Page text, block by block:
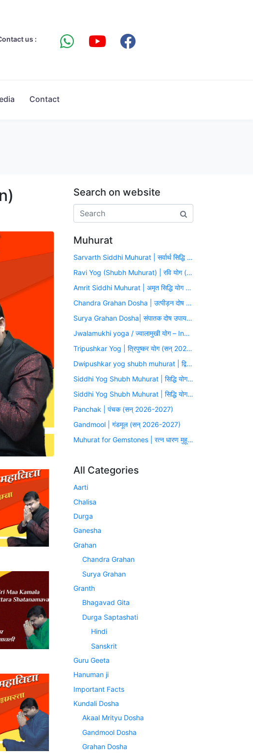
us :
Contact
Search on website
Muhurat
Sarvarth Siddhi Muhurat | सर्वार्थ सिद्धि योग (सन् 2026-2027)
Ravi Yog (Shubh Muhurat) | रवि योग (सन् 2026-2027)
Amrit Siddhi Muhurat | अमृत सिद्धि योग (सन् 2026-2027)
Chandra Grahan Dosha | उत्पीड़न दोष उपाय मुहूर्त (सन् 2026-2027)
Surya Grahan Dosha| संपातक दोष उपाय मुहूर्त (सन् 2026-2027)
Jwalamukhi yoga / ज्वालामुखी योग – Inauspicious Yoga
Tripushkar Yog | त्रिपुष्कर योग (सन् 2026-2027)
Dwipushkar yog shubh muhurat | द्विपुष्कर योग (सन् 2026-2027)
Siddhi Yog Shubh Muhurat | सिद्धि योग (सन् 2026-2027)
Siddhi Yog Shubh Muhurat | सिद्धि योग (सन् 2026-2027)
Panchak | पंचक (सन् 2026-2027)
Gandmool | गंडमूल (सन् 2026-2027)
Muhurat for Gemstones | रत्न धारण मुहूर्त (सन् 2026-2027)
All Categories
Aarti
Chalisa
Durga
Ganesha
Grahan
Chandra Grahan
Surya Grahan
Granth
Bhagavad Gita
Durga Saptashati
Hindi
Sanskrit
Guru Geeta
Hanuman ji
Important Facts
Kundali Dosha
Akaal Mrityu Dosha
Gandmool Dosha
Grahan Dosha